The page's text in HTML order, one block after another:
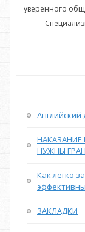
уверенного
НУЖНЫ
Как легко
ЗАКЛАДКИ